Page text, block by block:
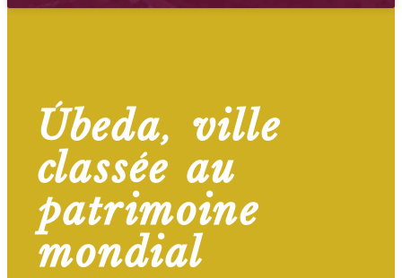
Úbeda, ville
classée au
patrimoine
mondial